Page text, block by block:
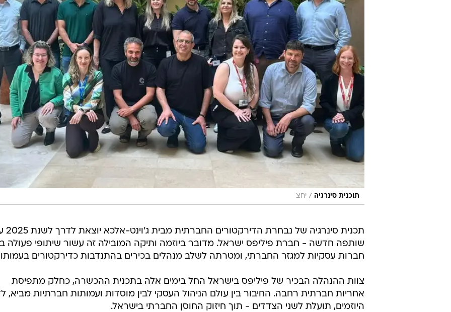
תוכנית סינרגיה / יחצ
תכנית
שותפה חדשה - חברת פיליפס ישראל. מדובר ביוזמה ותיקה המובילה זה עשור שיתופי פעולה
חברות עסקיות למגזר החברתי, ומטרתה לשלב מנהלים בכירים בהתנדבות כדירקטורים
צוות ההנהלה הבכיר של פיליפס בישראל החל בימים אלה בתכנית ההכשרה, כחלק מתפיסת
אחריות חברתית רחבה. החיבור בין עולם הניהול העסקי לבין מוסדות ועמותות חברתיות מביא,
היוזמים, תועלת לשני הצדדים - תוך חיזוק החוסן החברתי בישראל.